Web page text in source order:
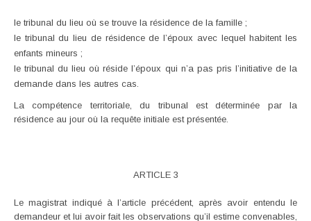
le tribunal du lieu où se trouve la résidence de la famille ;
le tribunal du lieu de résidence de l’époux avec lequel habitent les
enfants mineurs ;
le tribunal du lieu où réside l’époux qui n’a pas pris l’initiative de la
demande dans les autres cas.
La compétence territoriale, du tribunal est déterminée par la
résidence au jour où la requête initiale est présentée.
ARTICLE 3
Le magistrat indiqué à l’article précédent, après avoir entendu le
demandeur et lui avoir fait les observations qu’il estime convenables,